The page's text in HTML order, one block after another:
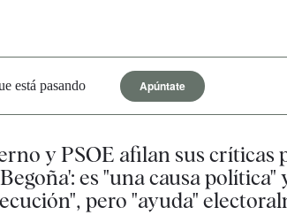
está pasando Apúntate
y PSOE afilan sus críticas
es "una causa política"
pero "ayuda"